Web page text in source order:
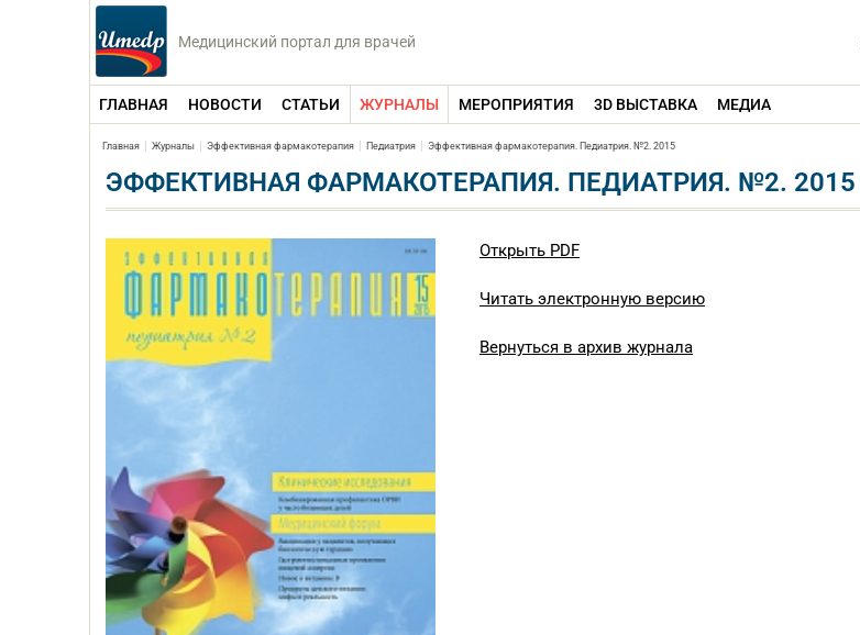
Медицинский портал для врачей
ГЛАВНАЯ НОВОСТИ СТАТЬИ ЖУРНАЛЫ МЕРОПРИЯТИЯ 3D ВЫСТАВКА МЕДИА
Главная Журналы Эффективная фармакотерапия Педиатрия Эффективная фармакотерапия. Педиатрия. №2. 2015
ЭФФЕКТИВНАЯ ФАРМАКОТЕРАПИЯ. ПЕДИАТРИЯ. №2. 2015
Открыть PDF
Читать электронную версию
Вернуться в архив журнала